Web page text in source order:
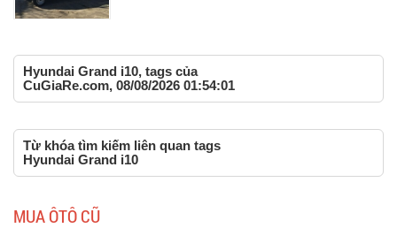
Hyundai Grand i10, tags của
CuGiaRe.com, 08/08/2026 01:54:01
Từ khóa tìm kiếm liên quan tags
Hyundai Grand i10
MUA ÔTÔ CŨ